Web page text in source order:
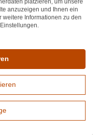
je Winzer.
12 Flaschen je Winzer.
GmbH
platzieren, um unsere
anzuzeigen und Ihnen ein
Informationen zu den